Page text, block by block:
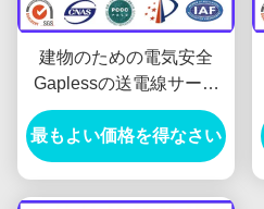
建物のための電気安全
Gaplessの送電線サージ
の防止装置、中型の電圧
最もよい価格を得なさい